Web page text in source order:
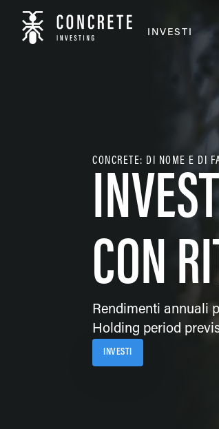
CONCRETE: DI NOME E DI
CON
Rendimenti annuali
Holding period
INVESTI
INVESTI